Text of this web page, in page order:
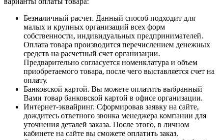
Безналичный расчет. Данный способ подходит для
малых и крупных организаций всех форм
собственности, индивидуальных предпринимателей.
Оплата товара производится перечислением денежных
средств на расчетный счет организации.
Предварительно согласуется номенклатура и объем
приобретаемого товара, после чего выставляется счет на
оплату.
Банковской картой. Вы можете оплатить выбранный
Вами товар банковской картой в офисе организации.
Интернет-эквайринг. Сформировав заявку на сайте,
дождитесь ответного звонка менеджера компании для
уточнения деталей заказа. После этого, в личном
кабинете на сайте вы сможете оплатить заказ.